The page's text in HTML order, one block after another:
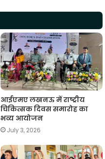
r
आईएमए लखनऊ में राष्ट्रीय
चिकित्सक दिवस समारोह का
भव्य आयोजन
July 3, 2026